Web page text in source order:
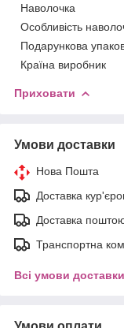
Наволочка
Особливість
Подарункова
Країна виробник
Приховати
Умови доставки
Нова Пошта
Доставка
Доставка
Транспортна
Всі умови доставки